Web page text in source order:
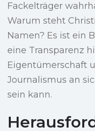
Fackelträger
Warum steht
Namen? Es ist ein
eine Transparenz
Eigentümerschaft
Journalismus an
sein kann.